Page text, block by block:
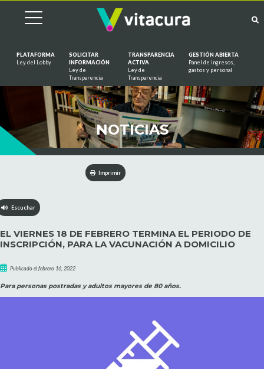
PLATAFORMA
Ley del Lobby
SOLICITAR
INFORMACIÓN
Ley de
Transparencia
TRANSPARENCIA
ACTIVA
Ley de
Transparencia
GESTIÓN ABIERTA
Panel de ingresos,
gastos y personal
NOTICIAS
Imprimir
Escuchar
EL VIERNES 18 DE FEBRERO TERMINA EL PERIODO DE
INSCRIPCIÓN, PARA LA VACUNACIÓN A DOMICILIO
Publicado el febrero 16, 2022
Para personas postradas y adultos mayores de 80 años.